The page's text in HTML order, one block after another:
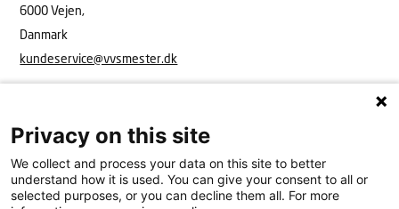
6000 Vejen,
Danmark
kundeservice@vvsmester.dk
Privacy on this site
We collect and process your data on this site to better
understand how it is used. You can give your consent to all or
selected purposes, or you can decline them all. For more